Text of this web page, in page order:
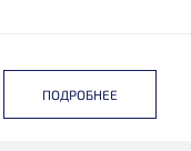
ПОДРОБНЕЕ